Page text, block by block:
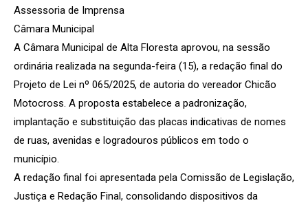
Assessoria de Imprensa
Câmara Municipal
A Câmara Municipal de Alta Floresta aprovou, na sessão
ordinária realizada na segunda-feira (15), a redação final do
Projeto de Lei nº 065/2025, de autoria do vereador Chicão
Motocross. A proposta estabelece a padronização,
implantação e substituição das placas indicativas de nomes
de ruas, avenidas e logradouros públicos em todo o
município.
A redação final foi apresentada pela Comissão de Legislação,
Justiça e Redação Final, consolidando dispositivos da